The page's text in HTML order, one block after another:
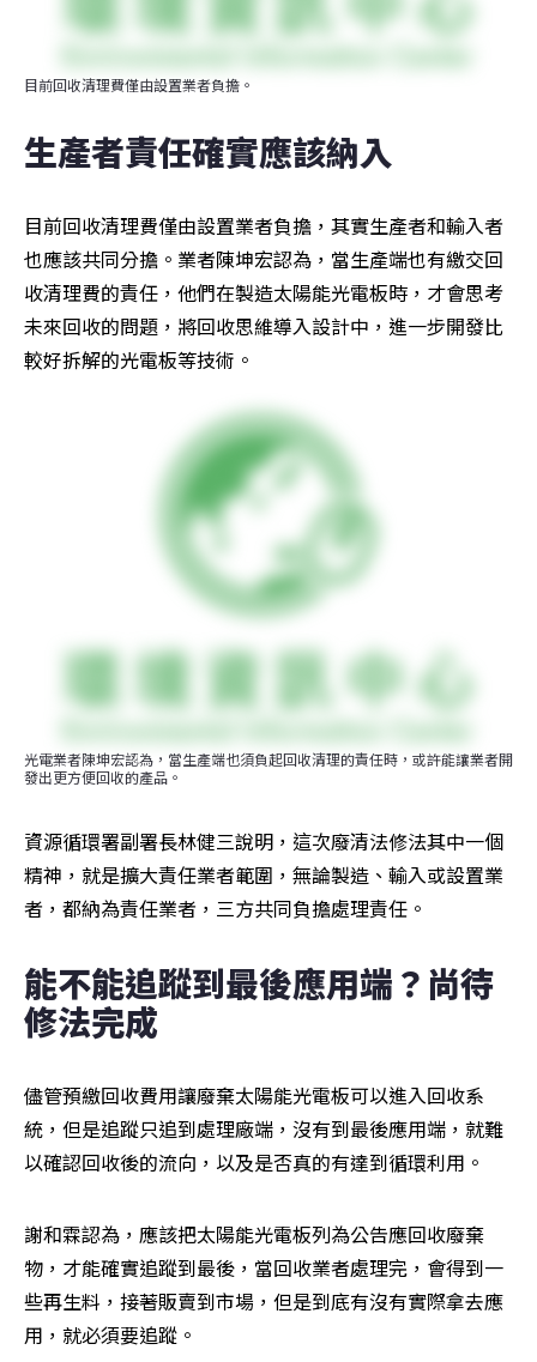
目前回收清理費僅由設置業者負擔。
生產者責任確實應該納入
目前回收清理費僅由設置業者負擔，其實生產者和輸入者
也應該共同分擔。業者陳坤宏認為，當生產端也有繳交回
收清理費的責任，他們在製造太陽能光電板時，才會思考
未來回收的問題，將回收思維導入設計中，進一步開發比
較好拆解的光電板等技術。
光電業者陳坤宏認為，當生產端也須負起回收清理的責任時，或許能讓業者開
發出更方便回收的產品。
資源循環署副署長林健三說明，這次廢清法修法其中一個
精神，就是擴大責任業者範圍，無論製造、輸入或設置業
者，都納為責任業者，三方共同負擔處理責任。
能不能追蹤到最後應用端？尚待
修法完成
儘管預繳回收費用讓廢棄太陽能光電板可以進入回收系
統，但是追蹤只追到處理廠端，沒有到最後應用端，就難
以確認回收後的流向，以及是否真的有達到循環利用。
謝和霖認為，應該把太陽能光電板列為公告應回收廢棄
物，才能確實追蹤到最後，當回收業者處理完，會得到一
些再生料，接著販賣到市場，但是到底有沒有實際拿去應
用，就必須要追蹤。